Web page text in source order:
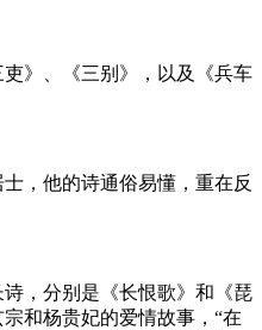
》、《三别》，以及《兵车
，他的诗通俗易懂，重在反
，分别是《长恨歌》和《琵
和杨贵妃的爱情故事，“在